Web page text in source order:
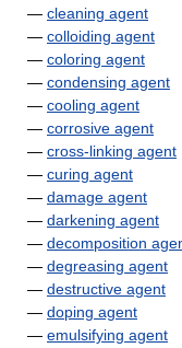
— cleaning agent
— colloiding agent
— coloring agent
— condensing agent
— cooling agent
— corrosive agent
— cross-linking agent
— curing agent
— damage agent
— darkening agent
— decomposition
— degreasing agent
— destructive agent
— doping agent
— emulsifying agent